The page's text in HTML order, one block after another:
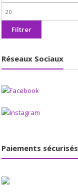
min
Prix
max
Filtrer
Réseaux Sociaux
Paiements sécurisés